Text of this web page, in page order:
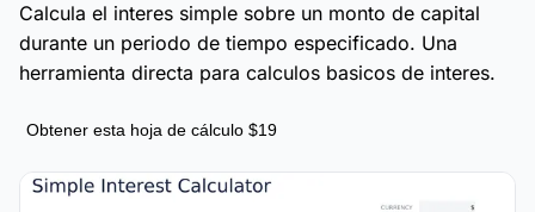
Calcula el interes simple sobre un monto de capital
durante un periodo de tiempo especificado. Una
herramienta directa para calculos basicos de interes.
Obtener esta hoja de cálculo $19